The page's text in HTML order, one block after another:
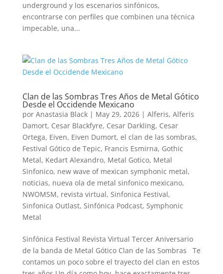
underground y los escenarios sinfónicos,
encontrarse con perfiles que combinen una técnica
impecable, una...
Clan de las Sombras Tres Años de Metal Gótico
Desde el Occidende Mexicano
por Anastasia Black| May 29, 2026| Alferis, Alferis
Damort, Cesar Blackfyre, Cesar Darkling, Cesar
Ortega, Eiven, Eiven Dumort, el clan de las sombras,
Festival Gótico de Tepic, Francis Esmirna, Gothic
Metal, Kedart Alexandro, Metal Gotico, Metal
Sinfonico, new wave of mexican symphonic metal,
noticias, nueva ola de metal sinfonico mexicano,
NWOMSM, revista virtual, Sinfonica Festival,
Sinfonica Outlast, Sinfónica Podcast, Symphonic
Metal
Sinfónica Festival Revista Virtual Tercer Aniversario
de la banda de Metal Gótico Clan de las Sombras Te
contamos un poco sobre el trayecto del clan en estos